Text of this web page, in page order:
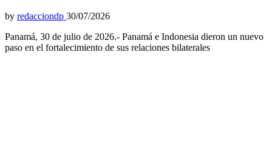
by redacciondp 30/07/2026
Panamá, 30 de julio de 2026.- Panamá e Indonesia dieron un nuevo
paso en el fortalecimiento de sus relaciones bilaterales